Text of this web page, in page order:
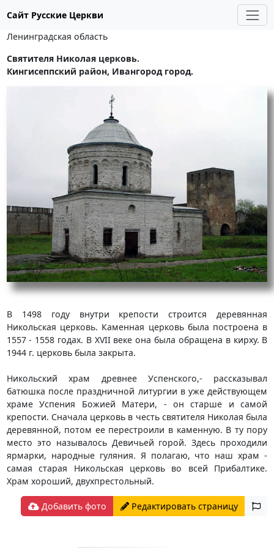
Сайт Русские Церкви
Ленинградская область
Святителя Николая церковь.
Кингисеппский район, Ивангород город.
В 1498 году внутри крепости строится деревянная
Никольская церковь. Каменная церковь была построена в
1557 - 1558 годах. В XVII веке она была обращена в кирху. В
1944 г. церковь была закрыта.
Никольский храм древнее Успенского,- рассказывал
батюшка после праздничной литургии в уже действующем
храме Успения Божией Матери, - он старше и самой
крепости. Сначала церковь в честь святителя Николая была
деревянной, потом ее перестроили в каменную. В ту пору
место это называлось Девичьей горой. Здесь проходили
ярмарки, народные гуляния. Я полагаю, что наш храм -
самая старая Никольская церковь во всей Прибалтике.
Храм хороший, двухпрестольный.
Добавить фото Редактировать страницу